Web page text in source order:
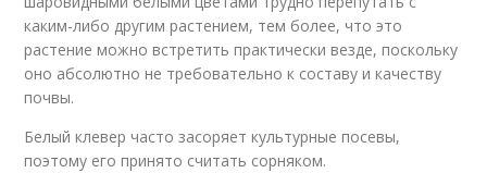
каким-либо другим растением, тем более, что это
растение можно встретить практически везде, поскольку
оно абсолютно не требовательно к составу и качеству
почвы.
Белый клевер часто засоряет культурные посевы,
поэтому его принято считать сорняком.